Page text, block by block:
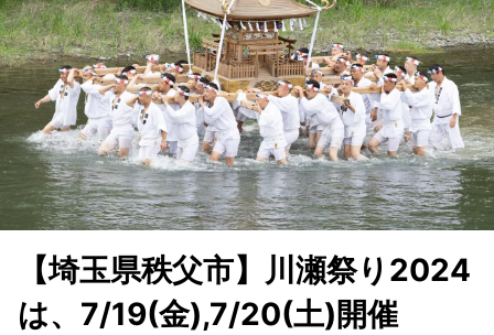
【埼玉県秩父市】川瀬祭り2024
は、7/19(金),7/20(土)開催